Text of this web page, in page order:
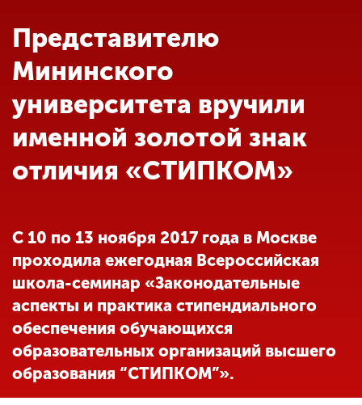
Абитуриенту
Обучение
Наука
Международная
деятельность
Другие виды
деятельности
Студенческая жизнь
Представителю
Мининского
университета вручили
именной золотой знак
отличия «СТИПКОМ»
С 10 по 13 ноября 2017 года в Москве
проходила ежегодная Всероссийская
школа-семинар «Законодательные
аспекты и практика стипендиального
обеспечения обучающихся
образовательных организаций высшего
образования “СТИПКОМ”».